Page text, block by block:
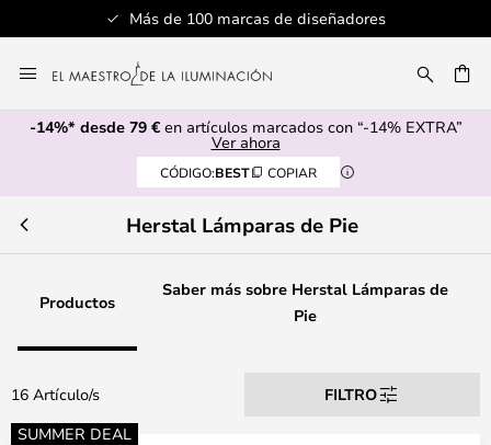
Más de 100 marcas de diseñadores
al
contenido
-14%* desde 79 €en artículos marcados con “-14% EXTRA”
Ver ahora
CÓDIGO:BEST COPIAR
Herstal Lámparas de Pie
Productos
Saber más sobre Herstal Lámparas de
Pie
16 Artículo/s
FILTRO
SUMMER DEAL